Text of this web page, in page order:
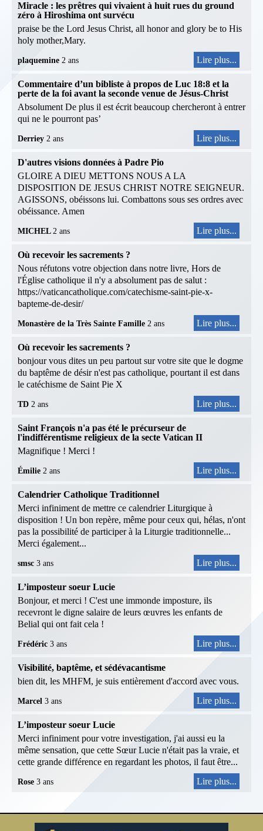
Miracle : les prêtres qui vivaient à huit rues du ground
zéro à Hiroshima ont survécu
praise be the Lord Jesus Christ, all honor and glory be to His
holy mother,Mary.
plaquemine 2 ans Lire plus...
Commentaire d’un bibliste à propos de Luc 18:8 et la
perte de la foi avant la seconde venue de Jésus-Christ
Absolument De plus il est écrit beaucoup chercheront à entrer
qui ne le pourront pas’
Derriey 2 ans Lire plus...
D'autres visions données à Padre Pio
GLOIRE A DIEU METTONS NOUS A LA
DISPOSITION DE JESUS CHRIST NOTRE SEIGNEUR.
AGISSONS, obéissons lui. Combattons sous ses ordres avec
obéissance. Amen
MICHEL 2 ans Lire plus...
Où recevoir les sacrements ?
Nous réfutons votre objection dans notre livre, Hors de
l'Église catholique il n'y a absolument pas de salut :
https://vaticancatholique.com/catechisme-saint-pie-x-
bapteme-de-desir/
Monastère de la Très Sainte Famille 2 ans Lire plus...
Où recevoir les sacrements ?
bonjour vous dites un peu partout sur votre site que le dogme
du baptême de désir n'est pas catholique, pourtant il est dans
le catéchisme de Saint Pie X
TD 2 ans Lire plus...
Saint François n'a pas été le précurseur de
l'indifférentisme religieux de la secte Vatican II
Magnifique ! Merci !
Émilie 2 ans Lire plus...
Calendrier Catholique Traditionnel
Merci infiniment de mettre ce calendrier Liturgique à
disposition ! Un bon repère, même pour ceux qui, hélas, n'ont
pas la possibilité de participer à la Liturgie traditionnelle...
Merci également...
smsc 3 ans Lire plus...
L’imposteur soeur Lucie
Bonjour, et merci ! C'est une immonde imposture, ils
recevront le digne salaire de leurs œuvres les enfants de
Belial qui ont fait cela !
Frédéric 3 ans Lire plus...
Visibilité, baptême, et sédévacantisme
bien dit, les MHFM, je suis entièrement d'accord avec vous.
Marcel 3 ans Lire plus...
L’imposteur soeur Lucie
Merci infiniment pour votre investigation, j'ai aussi eu la
même sensation, que cette Sœur Lucie n'était pas la vraie, et
cette grande différence en regardant les photos, il faut être...
Rose 3 ans Lire plus...